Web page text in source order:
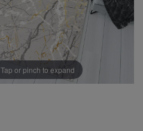
Tap or pinch to expand